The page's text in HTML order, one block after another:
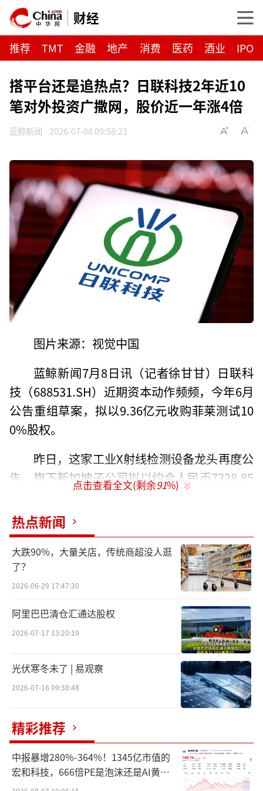
财经
推荐 TMT 金融 地产 消费 医药 酒业 IPO
搭平台还是追热点？日联科技2年近10
笔对外投资广撒网，股价近一年涨4倍
蓝鲸新闻 2026-07-08 09:58:23
图片来源：视觉中国
蓝鲸新闻7月8日讯（记者徐甘甘）日联科
技（688531.SH）近期资本动作频频，今年6月
公告重组草案，拟以9.36亿元收购菲莱测试10
0%股权。
昨日，这家工业X射线检测设备龙头再度公
告，旗下新加坡子公司拟以约合人民币7328.85
万元的价格认购马来西亚半导体检测公司QES
Group Berhad（下称“QES”）10%的定增股
份，交易完成后持股9.1%，不构成控制，对公
司经营业绩不构成重大影响。
不过，与此前控股SSTI和全资收购菲莱测
安排，公告未披露公司可委派董事席位，本次
投资仅获取少数股东权益，无经营控制权。由
此衍生出系列问题诸如：SSTI和菲莱测试同属
半导体检测设备赛道，为何还要再拿下QES仅
9.1%的股权？主业并不缺增长动力，并购短期
又难以兑现利润，公司连续的对外投资究竟在
押注什么？截至2026年一季度末，公司账面货
币资金已降至约8429.71万元，较2025年末的3.
34亿元大幅减少约74.79%。资金快速消耗的主
点击查看全文(剩余91%)
热点新闻
大跌90%，大量关店，传统商超没人逛
了？
2026-06-29 17:47:30
阿里巴巴清仓汇通达股权
2026-07-17 13:20:19
光伏寒冬未了 | 易观察
2026-07-16 09:38:48
精彩推荐
中报暴增280%-364%！1345亿市值的
宏和科技，666倍PE是泡沫还是AI黄
金？